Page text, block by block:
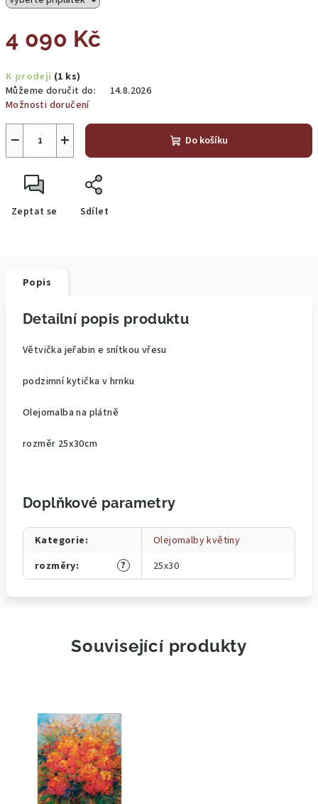
4 090 Kč
cena:
K prodeji (1 ks)
Můžeme doručit do:
14.8.2026
Možnosti doručení
+
− Do košíku
Zeptat se Sdílet
Popis
Detailní popis produktu
Větvička jeřabin e snítkou vřesu
podzimní kytička v hrnku
Olejomalba na plátně
rozměr 25x30cm
Doplňkové parametry
Kategorie:
Olejomalby květiny
?
rozměry: 25x30
Související produkty